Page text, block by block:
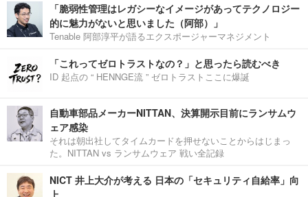
「脆弱性管理はレガシーなイメージがあってテクノロジー
的に魅力がないと思いました（阿部）」
Tenable 阿部淳平が語るエクスポージャーマネジメント
「これってゼロトラストなの？」と思ったら読むべき
ID 起点の “ HENNGE流 ” ゼロトラストここに爆誕
自動車部品メーカーNITTAN、決算開示目前にランサムウ
ェア感染
それは朝出社してタイムカードを押せないことからはじまっ
た。NITTAN vs ランサムウェア 戦い全記録
NICT 井上大介が考える 日本の「セキュリティ自給率」向
上